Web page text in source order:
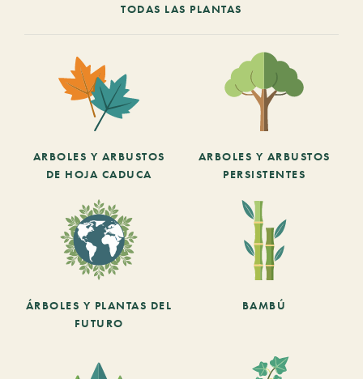
TODAS LAS PLANTAS
ARBOLES Y ARBUSTOS
DE HOJA CADUCA
ARBOLES Y ARBUSTOS
PERSISTENTES
ÁRBOLES Y PLANTAS DEL
FUTURO
BAMBÚ